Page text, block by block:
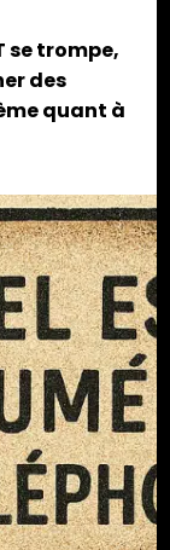
se trompe,
des
quant à